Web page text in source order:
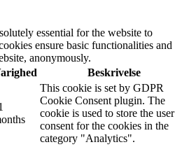
essential for the website to
ensure basic functionalities and
anonymously.
Beskrivelse
This cookie is set by GDPR
Cookie Consent plugin. The
cookie is used to store the user
consent for the cookies in the
category "Analytics".